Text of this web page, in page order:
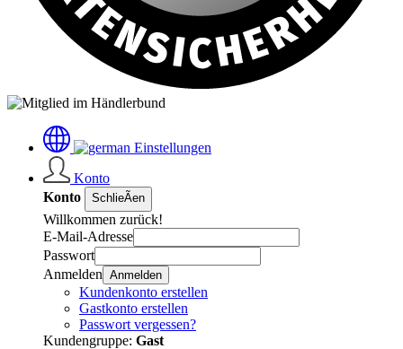
Einstellungen
Konto
Konto
SchlieÃen
Willkommen zurück!
E-Mail-Adresse
Passwort
Anmelden Anmelden
Kundenkonto erstellen
Gastkonto erstellen
Passwort vergessen?
Kundengruppe: Gast